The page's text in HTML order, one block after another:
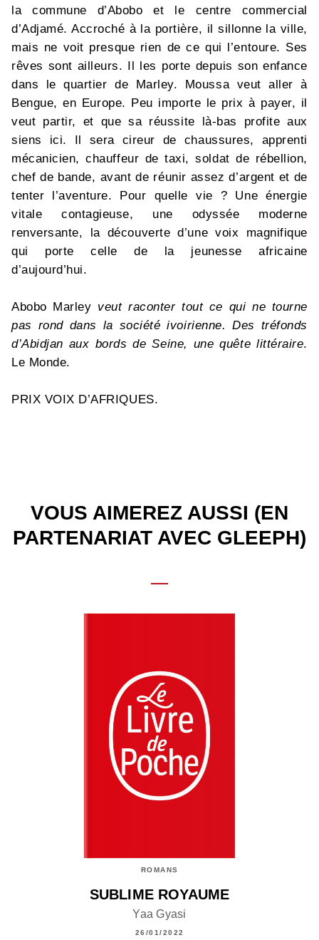
la commune d’Abobo et le centre commercial
d’Adjamé. Accroché à la portière, il sillonne la ville,
mais ne voit presque rien de ce qui l’entoure. Ses
rêves sont ailleurs. Il les porte depuis son enfance
dans le quartier de Marley. Moussa veut aller à
Bengue, en Europe. Peu importe le prix à payer, il
veut partir, et que sa réussite là-bas profite aux
siens ici. Il sera cireur de chaussures, apprenti
mécanicien, chauffeur de taxi, soldat de rébellion,
chef de bande, avant de réunir assez d’argent et de
tenter l’aventure. Pour quelle vie ? Une énergie
vitale contagieuse, une odyssée moderne
renversante, la découverte d’une voix magnifique
qui porte celle de la jeunesse africaine
d’aujourd’hui.
Abobo Marley veut raconter tout ce qui ne tourne
pas rond dans la société ivoirienne. Des tréfonds
d’Abidjan aux bords de Seine, une quête littéraire.
Le Monde.
PRIX VOIX D’AFRIQUES.
VOUS AIMEREZ AUSSI (EN
PARTENARIAT AVEC GLEEPH)
ROMANS
SUBLIME ROYAUME
Yaa Gyasi
26/01/2022